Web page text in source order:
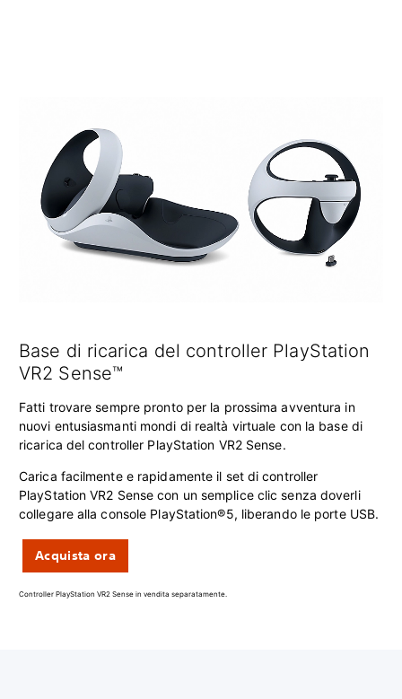
Base di ricarica del controller PlayStation
VR2 Sense™
Fatti trovare sempre pronto per la prossima avventura in
nuovi entusiasmanti mondi di realtà virtuale con la base di
ricarica del controller PlayStation VR2 Sense.
Carica facilmente e rapidamente il set di controller
PlayStation VR2 Sense con un semplice clic senza doverli
collegare alla console PlayStation®5, liberando le porte USB.
Acquista ora
Controller PlayStation VR2 Sense in vendita separatamente.